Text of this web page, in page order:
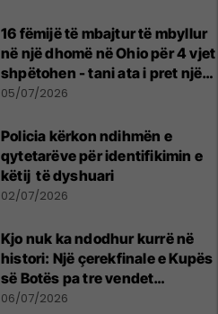
16 fëmijë të mbajtur të mbyllur
në një dhomë në Ohio për 4 vjet
shpëtohen - tani ata i pret një
sfidë e madhe
05/07/2026
Policia kërkon ndihmën e
qytetarëve për identifikimin e
këtij të dyshuari
02/07/2026
Kjo nuk ka ndodhur kurrë në
histori: Një çerekfinale e Kupës
së Botës pa tre vendet
legjendare të futbollit
06/07/2026